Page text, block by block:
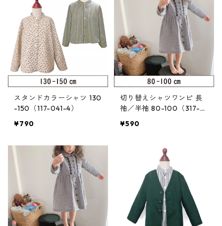
スタンドカラーシャツ 130
-150（117-041-4）
¥790
切り替えシャツワンピ 長
袖／半袖 80-100（317-0
¥590